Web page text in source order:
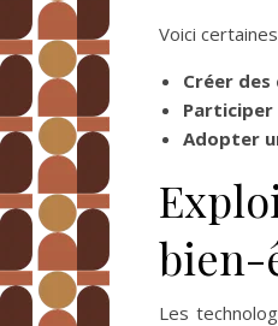
Voici
Créer
Participer
Adopter
bien-
Les